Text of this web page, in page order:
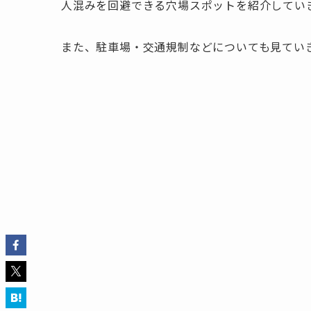
人混みを回避できる穴場スポットを紹介してい
また、駐車場・交通規制などについても見てい